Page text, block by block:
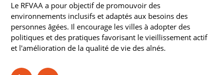
Le RFVAA a pour objectif de promouvoir des
environnements inclusifs et adaptés aux besoins des
personnes âgées. Il encourage les villes à adopter des
politiques et des pratiques favorisant le vieillissement actif
et l'amélioration de la qualité de vie des aînés.